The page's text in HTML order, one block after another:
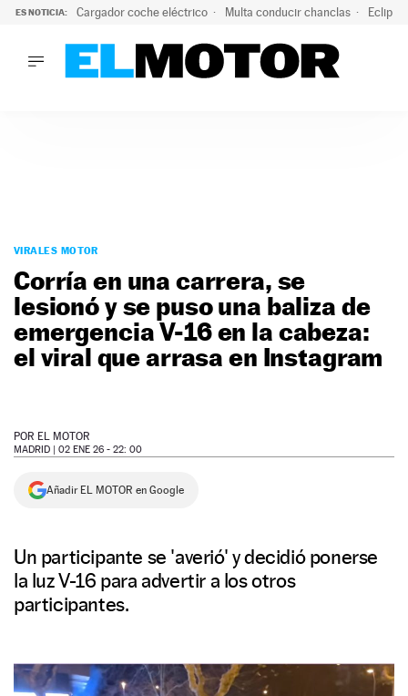
ES NOTICIA: Cargador coche eléctrico Multa conducir chanclas
PODCAST
MOTOS
TECNOLOGÍA
MOTORTV
NEWSLETTER
SÍGUENOS
VIRALES MOTOR
Corría en una carrera, se
lesionó y se puso una baliza de
emergencia V-16 en la cabeza:
el viral que arrasa en Instagram
POR EL MOTOR
MADRID | 02 ENE 26 - 22: 00
Añadir EL MOTOR en Google
Un participante se 'averió' y decidió ponerse
la luz V-16 para advertir a los otros
participantes.